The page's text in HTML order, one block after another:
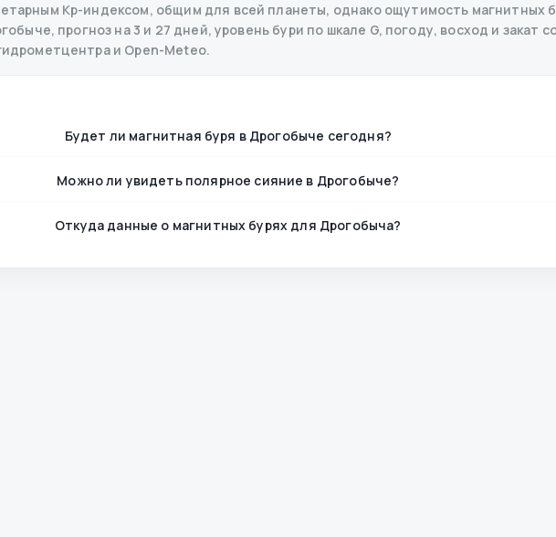
Kp-индексом, общим для всей планеты, однако ощутимость магнитных
прогноз на 3 и 27 дней, уровень бури по шкале G, погоду, восход и закат
и Open-Meteo.
Будет ли магнитная буря в Дрогобыче сегодня?
Можно ли увидеть полярное сияние в Дрогобыче?
Откуда данные о магнитных бурях для Дрогобыча?